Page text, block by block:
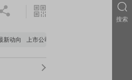
向 上市公司限售股解禁一览
搜索